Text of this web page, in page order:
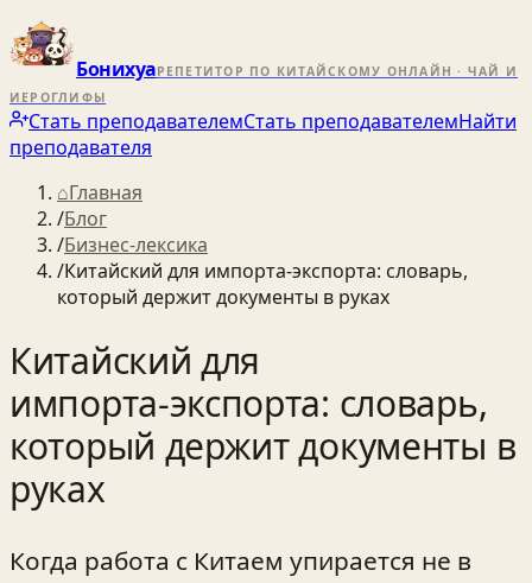
БонихуаРЕПЕТИТОР ПО КИТАЙСКОМУ ОНЛАЙН · ЧАЙ И
ИЕРОГЛИФЫ
Стать преподавателемСтать преподавателемНайти
преподавателя
⌂Главная
/Блог
/Бизнес-лексика
/Китайский для импорта‑экспорта: словарь,
который держит документы в руках
Китайский для
импорта‑экспорта: словарь,
который держит документы в
руках
Когда работа с Китаем упирается не в